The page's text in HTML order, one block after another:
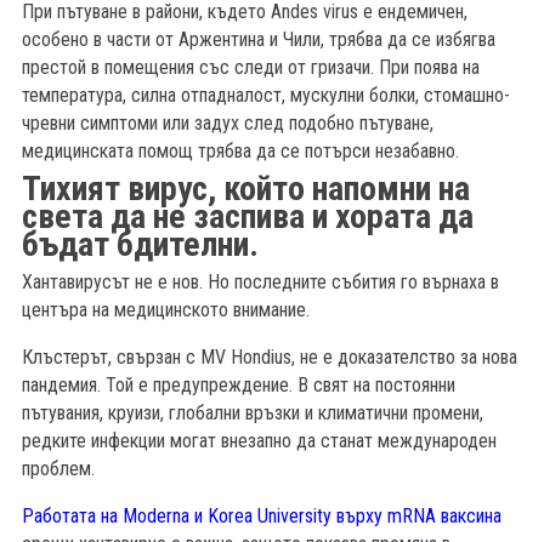
При пътуване в райони, където Andes virus е ендемичен,
особено в части от Аржентина и Чили, трябва да се избягва
престой в помещения със следи от гризачи. При поява на
температура, силна отпадналост, мускулни болки, стомашно-
чревни симптоми или задух след подобно пътуване,
медицинската помощ трябва да се потърси незабавно.
Тихият вирус, който напомни на
света да не заспива и хората да
бъдат бдителни.
Хантавирусът не е нов. Но последните събития го върнаха в
центъра на медицинското внимание.
Клъстерът, свързан с MV Hondius, не е доказателство за нова
пандемия. Той е предупреждение. В свят на постоянни
пътувания, круизи, глобални връзки и климатични промени,
редките инфекции могат внезапно да станат международен
проблем.
Работата на Moderna и Korea University върху mRNA ваксина